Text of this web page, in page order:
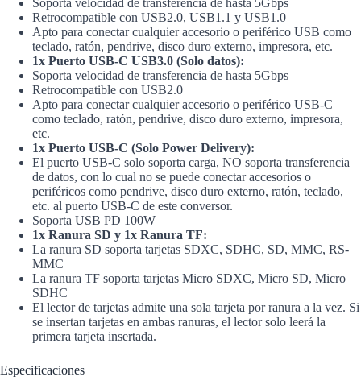
Soporta velocidad de transferencia de hasta 5Gbps
Retrocompatible con USB2.0, USB1.1 y USB1.0
Apto para conectar cualquier accesorio o periférico USB como
teclado, ratón, pendrive, disco duro externo, impresora, etc.
1x Puerto USB-C USB3.0 (Solo datos):
Soporta velocidad de transferencia de hasta 5Gbps
Retrocompatible con USB2.0
Apto para conectar cualquier accesorio o periférico USB-C
como teclado, ratón, pendrive, disco duro externo, impresora,
etc.
1x Puerto USB-C (Solo Power Delivery):
El puerto USB-C solo soporta carga, NO soporta transferencia
de datos, con lo cual no se puede conectar accesorios o
periféricos como pendrive, disco duro externo, ratón, teclado,
etc. al puerto USB-C de este conversor.
Soporta USB PD 100W
1x Ranura SD y 1x Ranura TF:
La ranura SD soporta tarjetas SDXC, SDHC, SD, MMC, RS-
MMC
La ranura TF soporta tarjetas Micro SDXC, Micro SD, Micro
SDHC
El lector de tarjetas admite una sola tarjeta por ranura a la vez. Si
se insertan tarjetas en ambas ranuras, el lector solo leerá la
primera tarjeta insertada.
Especificaciones